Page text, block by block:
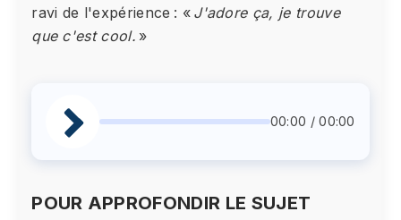
ravi de l'expérience : « J'adore ça, je trouve
que c'est cool. »
00:00 / 00:00
POUR APPROFONDIR LE SUJET